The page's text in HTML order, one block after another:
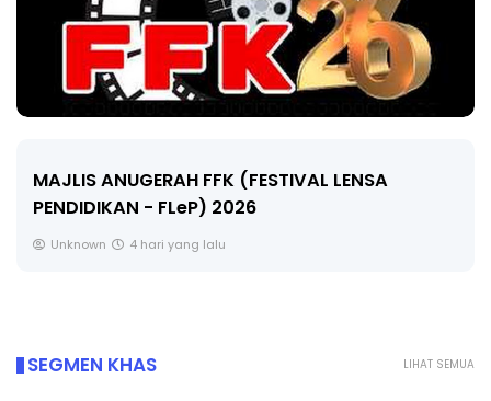
🔴 [LIVE] MATEMATIK SR, WANG TAHUN 6 OLEH
CIKGU ANITA #ALLINONE #141 #...
LIHAT SEMUA
SEGMEN KHAS